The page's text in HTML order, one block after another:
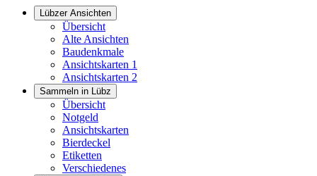
Lübzer Ansichten
Übersicht
Alte Ansichten
Baudenkmale
Ansichtskarten 1
Ansichtskarten 2
Sammeln in Lübz
Übersicht
Notgeld
Ansichtskarten
Bierdeckel
Etiketten
Verschiedenes